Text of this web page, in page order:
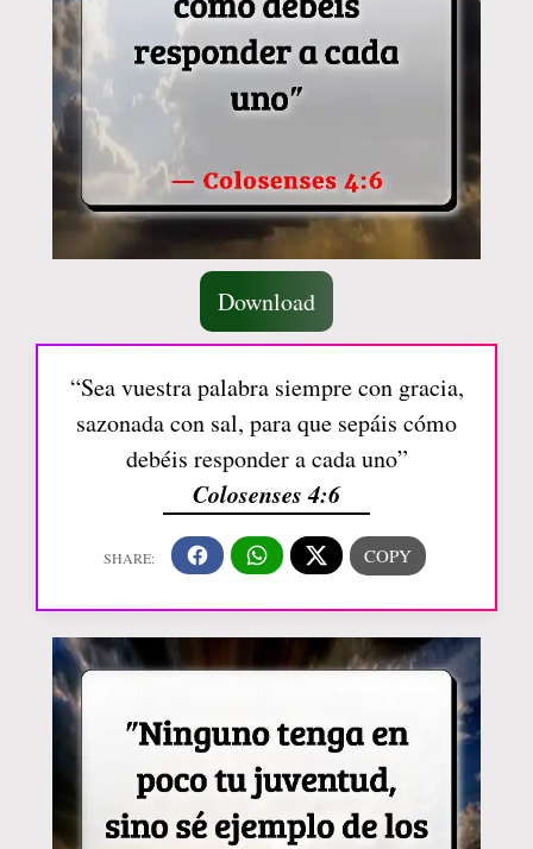
Download
“Sea vuestra palabra siempre con gracia,
sazonada con sal, para que sepáis cómo
debéis responder a cada uno”
Colosenses 4:6